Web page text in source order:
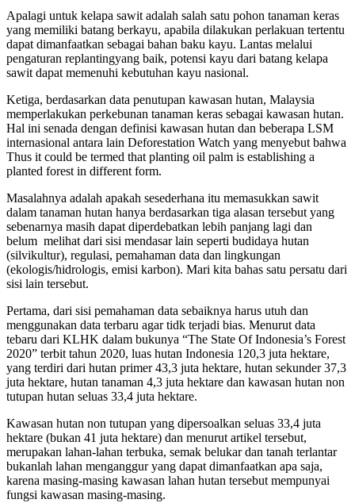
Apalagi untuk kelapa sawit adalah salah satu pohon tanaman keras
yang memiliki batang berkayu, apabila dilakukan perlakuan tertentu
dapat dimanfaatkan sebagai bahan baku kayu. Lantas melalui
pengaturan replantingyang baik, potensi kayu dari batang kelapa
sawit dapat memenuhi kebutuhan kayu nasional.
Ketiga, berdasarkan data penutupan kawasan hutan, Malaysia
memperlakukan perkebunan tanaman keras sebagai kawasan hutan.
Hal ini senada dengan definisi kawasan hutan dan beberapa LSM
internasional antara lain Deforestation Watch yang menyebut bahwa
Thus it could be termed that planting oil palm is establishing a
planted forest in different form.
Masalahnya adalah apakah sesederhana itu memasukkan sawit
dalam tanaman hutan hanya berdasarkan tiga alasan tersebut yang
sebenarnya masih dapat diperdebatkan lebih panjang lagi dan
belum melihat dari sisi mendasar lain seperti budidaya hutan
(silvikultur), regulasi, pemahaman data dan lingkungan
(ekologis/hidrologis, emisi karbon). Mari kita bahas satu persatu dari
sisi lain tersebut.
Pertama, dari sisi pemahaman data sebaiknya harus utuh dan
menggunakan data terbaru agar tidk terjadi bias. Menurut data
tebaru dari KLHK dalam bukunya “The State Of Indonesia’s Forest
2020” terbit tahun 2020, luas hutan Indonesia 120,3 juta hektare,
yang terdiri dari hutan primer 43,3 juta hektare, hutan sekunder 37,3
juta hektare, hutan tanaman 4,3 juta hektare dan kawasan hutan non
tutupan hutan seluas 33,4 juta hektare.
Kawasan hutan non tutupan yang dipersoalkan seluas 33,4 juta
hektare (bukan 41 juta hektare) dan menurut artikel tersebut,
merupakan lahan-lahan terbuka, semak belukar dan tanah terlantar
bukanlah lahan menganggur yang dapat dimanfaatkan apa saja,
karena masing-masing kawasan lahan hutan tersebut mempunyai
fungsi kawasan masing-masing.